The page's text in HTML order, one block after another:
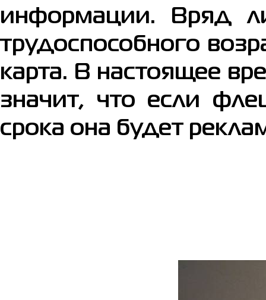
информации. Вряд
трудоспособного
карта. В настоящее
значит, что если
срока она будет